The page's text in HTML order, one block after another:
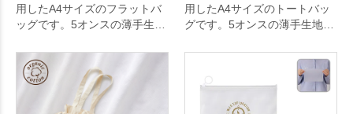
用したA4サイズのフラットバ
ッグです。5オンスの薄手生地
子がちょうど入る大きさで
す。
用したA4サイズのトートバッ
グです。5オンスの薄手生地と
プのマチがついております。